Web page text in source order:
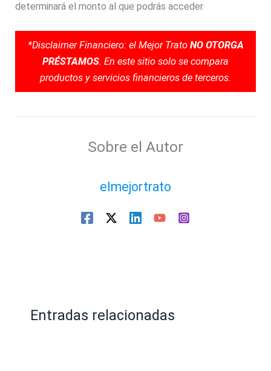
determinará el monto al que podrás acceder.
*Disclaimer Financiero: el Mejor Trato NO OTORGA
PRÉSTAMOS. En este sitio solo se compara
productos y servicios financieros de terceros.
Sobre el Autor
elmejortrato
Entradas relacionadas